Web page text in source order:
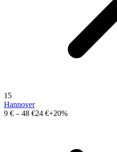
15
Hannover
9 € – 48 €24 €+20%